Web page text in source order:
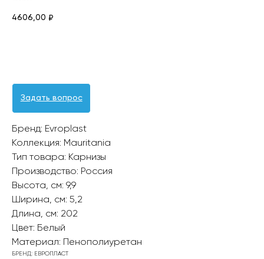
4606,00 ₽
Задать вопрос
Бренд: Evroplast
Коллекция: Mauritania
Тип товара: Карнизы
Производство: Россия
Высота, см: 9,9
Ширина, см: 5,2
Длина, см: 202
Цвет: Белый
Материал: Пенополиуретан
БРЕНД: ЕВРОПЛАСТ